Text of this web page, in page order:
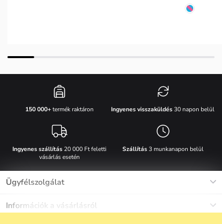
150 000+termék raktáron Ingyenes visszaküldés30 napon belül
Ingyenes szállítás20 000 Ft feletti
vásárlás esetén
Szállítás3 munkanapon belül
Ügyfélszolgálat
info@vuch.hu
Információk a vásárlásról